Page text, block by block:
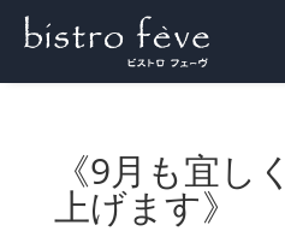
《9月も宜し
上げます》